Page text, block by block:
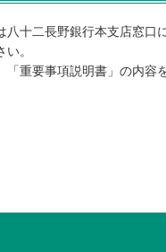
八十二長野銀行本支店窓口
。
「重要事項説明書」の内容